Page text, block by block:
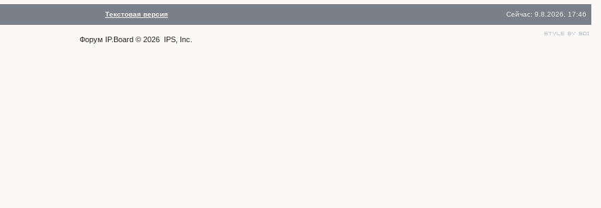
Текстовая версия Сейчас: 9.8.2026, 17:46
Форум IP.Board © 2026 IPS, Inc